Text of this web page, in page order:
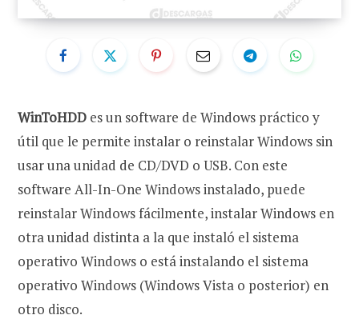
WinToHDD es un software de Windows práctico y
útil que le permite instalar o reinstalar Windows sin
usar una unidad de CD/DVD o USB. Con este
software All-In-One Windows instalado, puede
reinstalar Windows fácilmente, instalar Windows en
otra unidad distinta a la que instaló el sistema
operativo Windows o está instalando el sistema
operativo Windows (Windows Vista o posterior) en
otro disco.